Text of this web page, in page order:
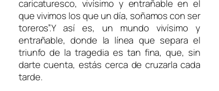
caricaturesco, vivísimo y entrañable en el
que vivimos los que un día, soñamos con ser
toreros”.Y así es, un mundo vivísimo y
entrañable, donde la línea que separa el
triunfo de la tragedia es tan fina, que, sin
darte cuenta, estás cerca de cruzarla cada
tarde.